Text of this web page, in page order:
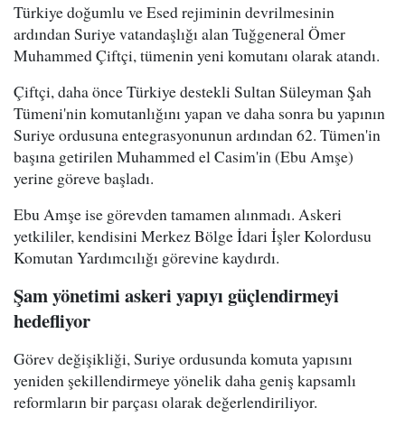
Türkiye doğumlu ve Esed rejiminin devrilmesinin
ardından Suriye vatandaşlığı alan Tuğgeneral Ömer
Muhammed Çiftçi, tümenin yeni komutanı olarak atandı.
Çiftçi, daha önce Türkiye destekli Sultan Süleyman Şah
Tümeni'nin komutanlığını yapan ve daha sonra bu yapının
Suriye ordusuna entegrasyonunun ardından 62. Tümen'in
başına getirilen Muhammed el Casim'in (Ebu Amşe)
yerine göreve başladı.
Ebu Amşe ise görevden tamamen alınmadı. Askeri
yetkililer, kendisini Merkez Bölge İdari İşler Kolordusu
Komutan Yardımcılığı görevine kaydırdı.
Şam yönetimi askeri yapıyı güçlendirmeyi
hedefliyor
Görev değişikliği, Suriye ordusunda komuta yapısını
yeniden şekillendirmeye yönelik daha geniş kapsamlı
reformların bir parçası olarak değerlendiriliyor.